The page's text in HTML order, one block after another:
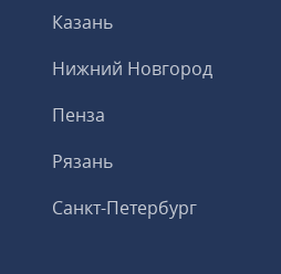
Казань
Нижний Новгород
Пенза
Рязань
Санкт-Петербург